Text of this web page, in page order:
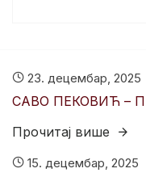
23. децембар, 2025
САВО ПЕКОВИЋ –
Прочитај више
15. децембар, 2025